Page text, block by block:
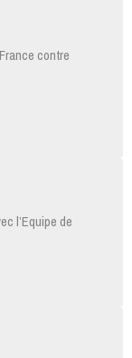
contre
l’Equipe de